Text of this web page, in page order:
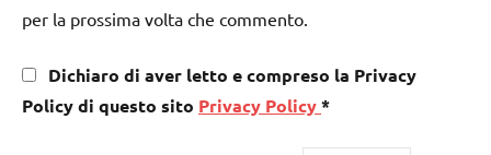
per la prossima volta che commento.
Dichiaro di aver letto e compreso la Privacy
Policy di questo sito Privacy Policy*